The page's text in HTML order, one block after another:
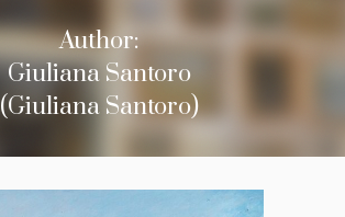
Author:
Giuliana Santoro
(Giuliana Santoro)